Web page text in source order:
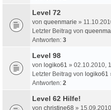
Level 72
von queenmarie »
Letzter Beitrag von
Antworten: 3
Level 98
von logiko61 » 02.10.2010,
Letzter Beitrag von logiko61
Antworten: 2
Level 62 Hilfe!
von christine68 »